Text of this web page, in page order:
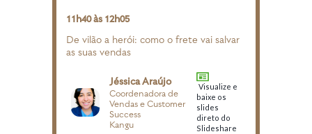
11h40 às 12h05
De vilão a herói: como o frete vai salvar
as suas vendas
Jéssica Araújo
Coordenadora de
Vendas e Customer
Success
Kangu
Visualize e
baixe os
slides
direto do
Slideshare